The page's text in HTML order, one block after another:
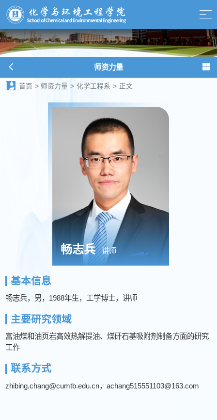
师资力量
首页 > 师资力量 > 化学工程系 > 正文
畅志兵 讲师
基本信息
畅志兵，男，1988年生，工学博士，讲师
主要研究领域
富油煤和油页岩高效热解提油、煤矸石基吸附剂制备方面的研究
工作
联系方式
zhibing.chang@cumtb.edu.cn，achang515551103@163.com